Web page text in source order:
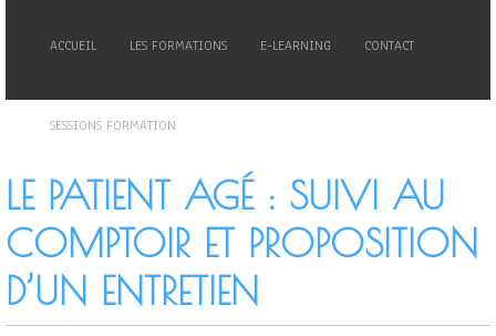
ACCUEIL LES FORMATIONS E-LEARNING CONTACT
SESSIONS FORMATION
LE PATIENT AGÉ : SUIVI AU
COMPTOIR ET PROPOSITION
D’UN ENTRETIEN